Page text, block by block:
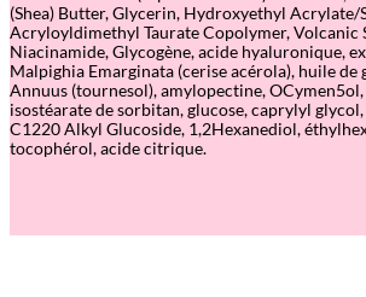
(Shea) Butter, Glycerin, Hydroxyethyl Acrylate/
Acryloyldimethyl Taurate Copolymer, Volcanic
Niacinamide, Glycogène, acide hyaluronique,
Malpighia Emarginata (cerise acérola), huile de
Annuus (tournesol), amylopectine,
isostéarate de sorbitan, glucose, caprylyl
C1220 Alkyl Glucoside, 1,2Hexanediol,
tocophérol, acide citrique.